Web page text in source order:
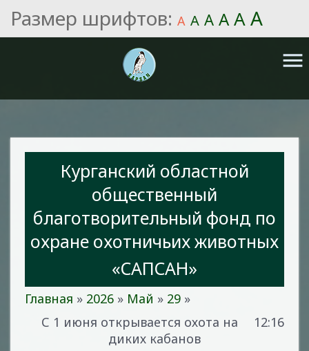
Размер шрифтов: A A A A AA
menu
Курганский областной
общественный
благотворительный фонд по
охране охотничьих животных
«САПСАН»
Главная » 2026 » Май » 29 »
12:16
С 1 июня открывается охота на
диких кабанов